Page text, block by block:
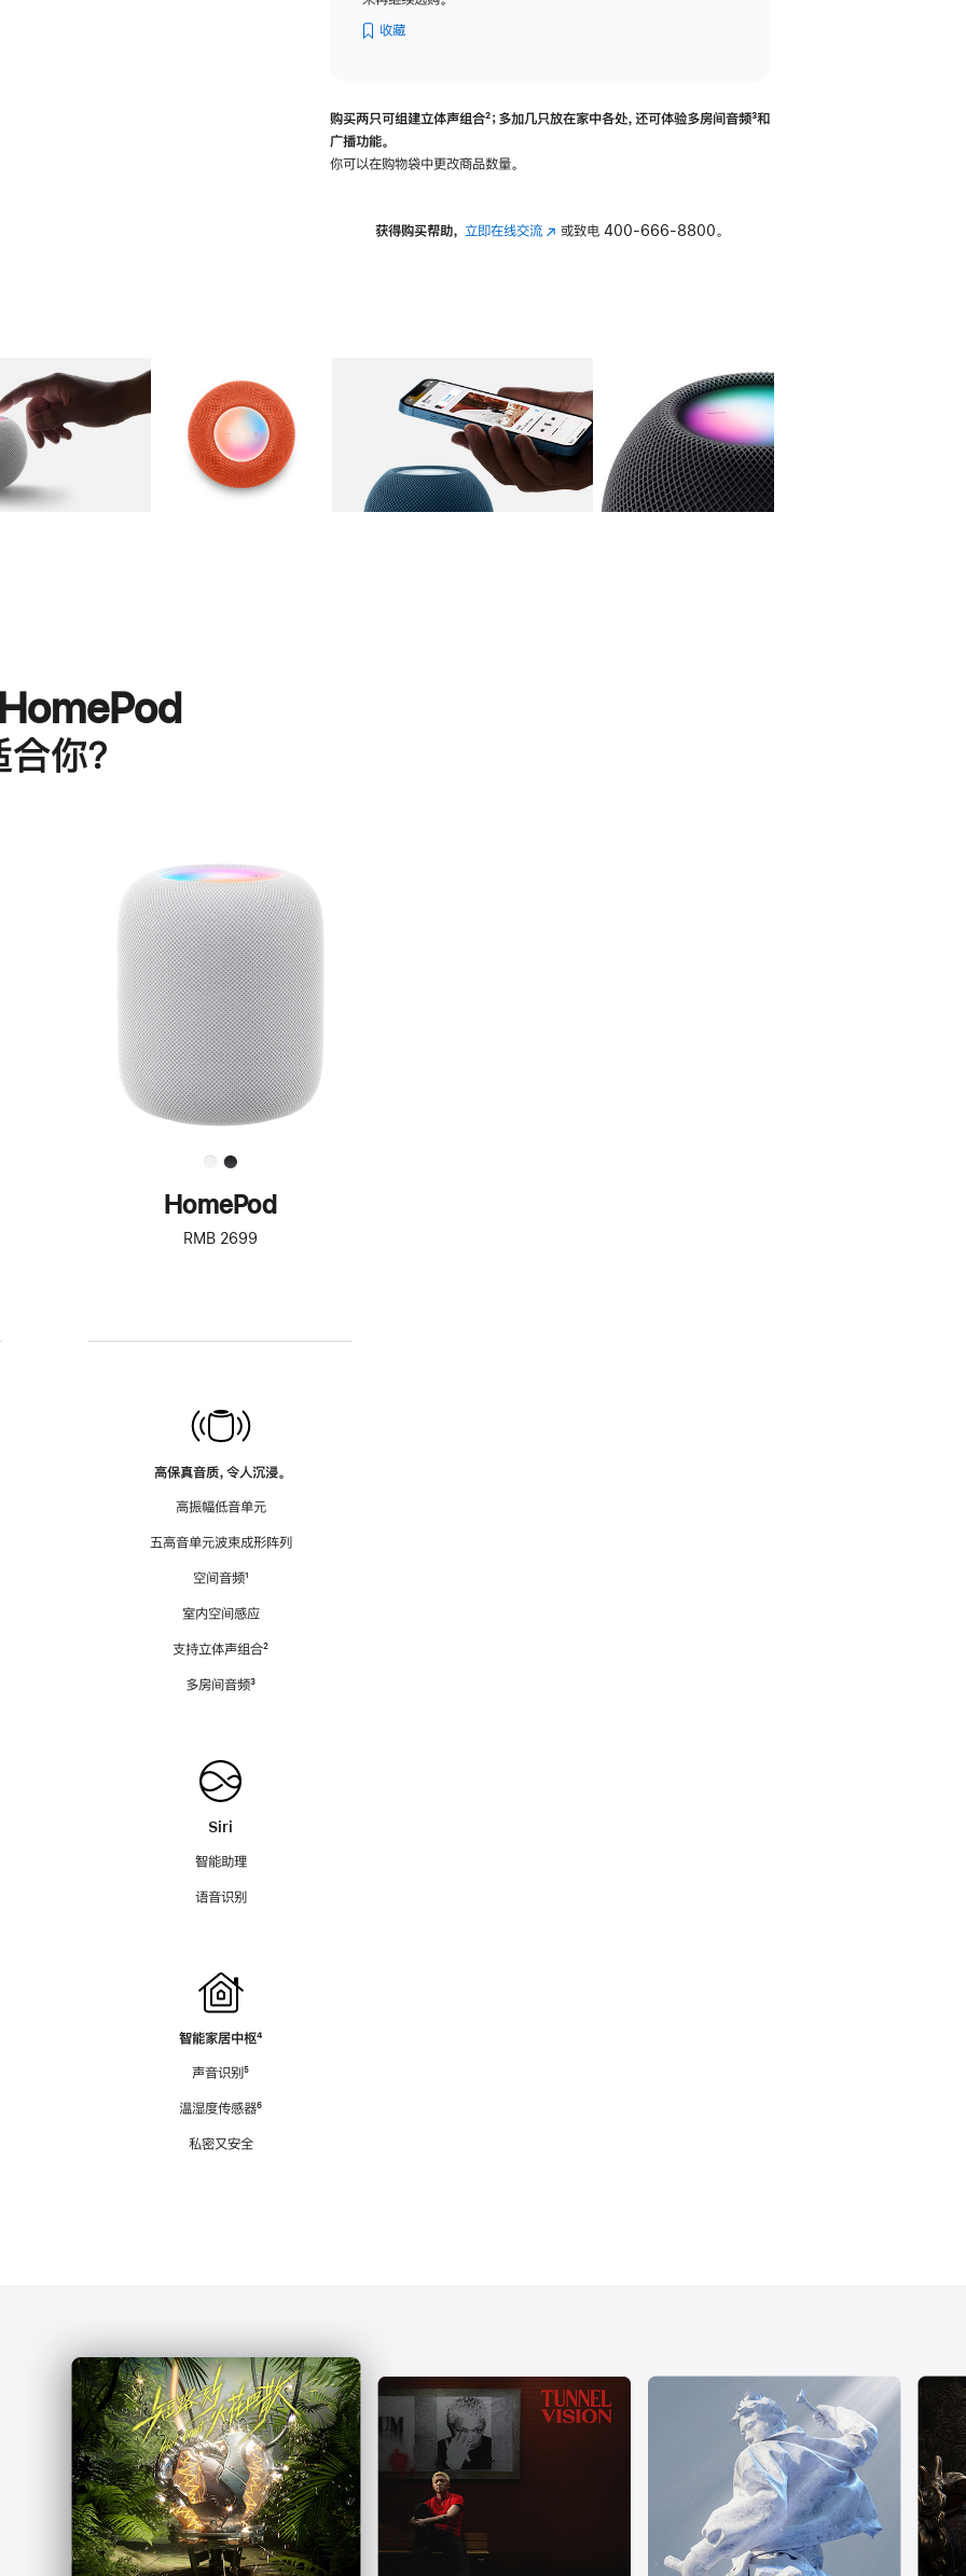
收藏
购买两只可组建立体声组合脚
²；多加几只放在家中各处，还可体验多‍房‍间音频脚
³和
广播功能。
你可以在购物袋中更改商品数量。
获得购买帮助， 立即在线交流(在 或致电 400-666-8800。
图库 图像 图库 图像 图库 图像 4 图库 图像 5
你？
进
一
步
了
解
HomePod<
HomePod
RMB 2699
高保真音质，令人沉浸。
高振幅低音单元
五高音单元波束成形阵列
空间音频脚
¹
室内空间感应
支持立体声组合脚
²
多房间音频脚
³
Siri
智能助理
语音识别
智能家居中枢脚
⁴
声音识别脚
⁵
温湿度传感器脚
⁶
私密又安全